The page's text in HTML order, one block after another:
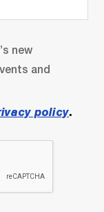
new
and
policy.